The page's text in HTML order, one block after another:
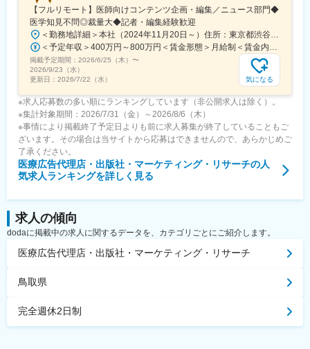
【フルリモート】医師向けコンテンツ企画・編集／ニュース部門◆
医学知見不問◎裁量大◆記者・編集経験歓迎
＜勤務地詳細＞本社（2024年11月20日～）住所：東京都渋谷区渋谷一丁目12番2 クロスオフィス渋谷311受動喫煙対策：屋内全面禁煙変更の範囲：会社の定める事業所（リモートワーク含む）
＜予定年収＞400万円～800万円＜賃金形態＞月給制＜賃金内訳＞月額（基本給）：241,565円～483,130円固定残業手当/月：91,768円～183,536円（固定残業時間45時間0分/月）超過した時間外労働の残業手当は追加支給＜月給＞333,333円～666,666円（一律手当を含む）＜昇給有無＞有＜残業手当＞有＜給与補足＞※実績やご経験、スキルを考慮し、当社規定に基づいて決定します。賃金はあくまでも目安の金額であり、選考を通じて上下する可能性があります。月給(月額)は固定手当を含めた表記です。
掲載予定期間： 2026/6/25（木） 〜
2026/9/23（水）
更新日： 2026/7/22（水） 気になる
※求人応募数の多い順にランキングしています（非公開求人は除く）。
※集計対象期間：2026/7/31（金）～2026/8/6（木）
※事情により掲載終了予定日よりも前に求人募集が終了していることもご
ざいます。その場合は当サイトから応募はできませんので、あらかじめご
了承ください。
医療広告代理店・出版社・マーケティング・リサーチの人
気求人ランキングを詳しく見る
求人の傾向
dodaに掲載中の求人に関するデータを、カテゴリごとにご紹介します。
医療広告代理店・出版社・マーケティング・リサーチ
鳥取県
完全週休2日制